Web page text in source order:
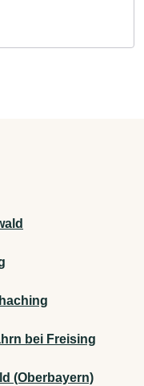
bei Freising
(Oberbayern)